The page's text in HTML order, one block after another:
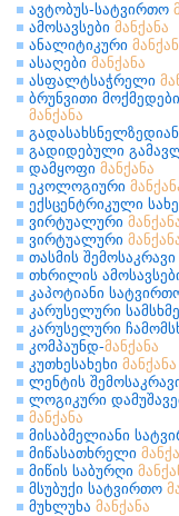
ავტობუს-სატვირთო
ამოსავსები მანქანა
ანალიტიკური
ასაღები მანქანა
ასფალტსაჭრელი
ბრუნვითი
მანქანა
გადიდებული
დამყოფი მანქანა
ეკოლოგიური
ექსცენტრიკული
ვირტუალური
ვირტუალური
თასმის შემოსაკრავი
თხრილის
კაპოტიანი
კარუსელური
კარუსელური
კომპაუნდ-მანქანა
კუთხესახეხი მანქანა
ლენტის
ლოგიკური
მანქანა
მისაბმელიანი
მიწასათხრელი
მიწის საბურღი
მსუბუქი სატვირთო
მუხლუხა მანქანა